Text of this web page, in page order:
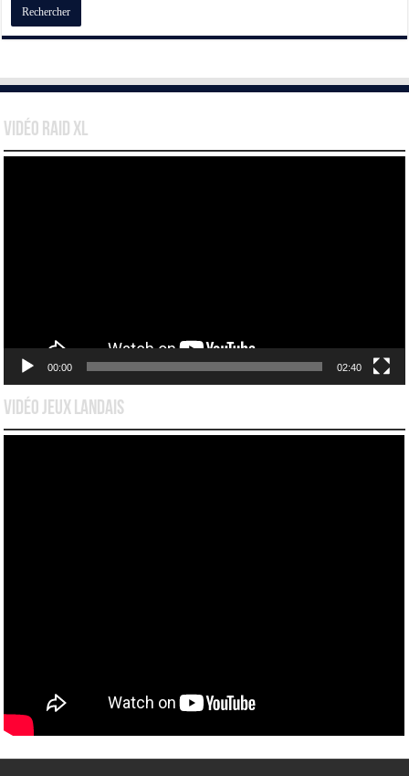
Vidéo Raid XL
00:00 02:40
Vidéo Jeux Landais